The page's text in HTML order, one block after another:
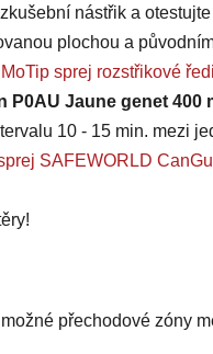
nástřik a
plochou a
MoTip sprej rozstřikové
Jaune genet 400
10 - 15 min. mezi
SAFEWORLD
přechodové zóny